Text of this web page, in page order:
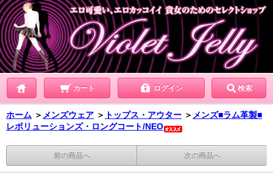
カート ログイン 検索
ホーム ＞ メンズウェア ＞ トップス・アウター ＞ メンズ■ラム革製■
レボリューションズ・ロングコート/NEO
前の商品へ 次の商品へ